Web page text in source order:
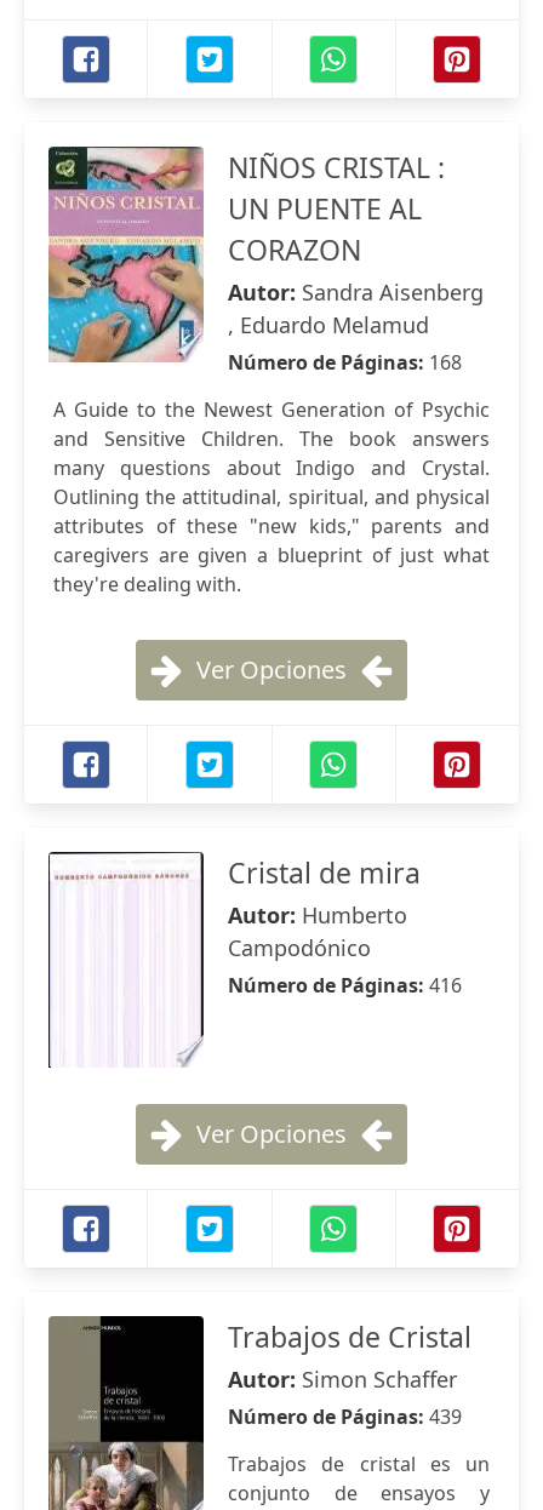
NIÑOS CRISTAL :
UN PUENTE AL
CORAZON
Autor: Sandra Aisenberg
, Eduardo Melamud
Número de Páginas: 168
A Guide to the Newest Generation of Psychic
and Sensitive Children. The book answers
many questions about Indigo and Crystal.
Outlining the attitudinal, spiritual, and physical
attributes of these "new kids," parents and
caregivers are given a blueprint of just what
they're dealing with.
Ver Opciones
Cristal de mira
Autor: Humberto
Campodónico
Número de Páginas: 416
Ver Opciones
Trabajos de Cristal
Autor: Simon Schaffer
Número de Páginas: 439
Trabajos de cristal es un
conjunto de ensayos y